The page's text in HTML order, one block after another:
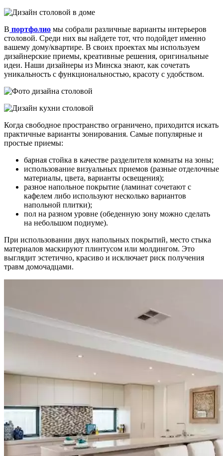
В портфолио мы собрали различные варианты интерьеров
столовой. Среди них вы найдете тот, что подойдет именно
вашему дому/квартире. В своих проектах мы используем
дизайнерские приемы, креативные решения, оригинальные
идеи. Наши дизайнеры из Минска знают, как сочетать
уникальность с функциональностью, красоту с удобством.
Когда свободное пространство ограничено, приходится искать
практичные варианты зонирования. Самые популярные и
простые приемы:
барная стойка в качестве разделителя комнаты на зоны;
использование визуальных приемов (разные отделочные
материалы, цвета, варианты освещения);
разное напольное покрытие (ламинат сочетают с
кафелем либо используют несколько вариантов
напольной плитки);
пол на разном уровне (обеденную зону можно сделать
на небольшом подиуме).
При использовании двух напольных покрытий, место стыка
материалов маскируют плинтусом или молдингом. Это
выглядит эстетично, красиво и исключает риск получения
травм домочадцами.